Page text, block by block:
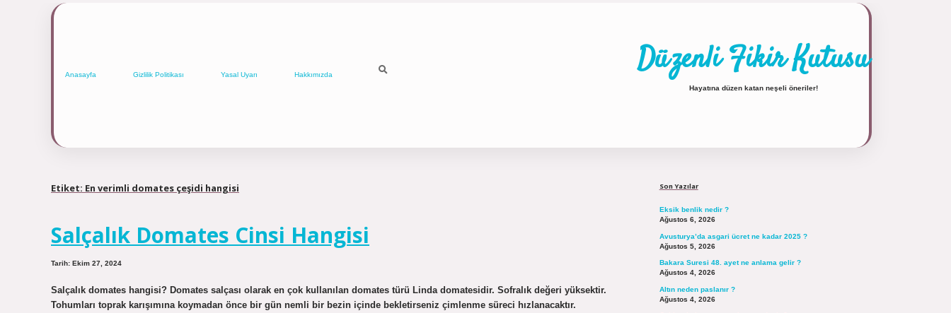
Anasayfa Gizlilik Politikası Yasal Uyarı Hakkımızda Düzenli Fikir Kutusu
Hayatına düzen katan neşeli öneriler!
Etiket: En verimli domates çeşidi hangisi
Salçalık Domates Cinsi Hangisi
Tarih: Ekim 27, 2024
Salçalık domates hangisi? Domates salçası olarak en çok kullanılan domates türü Linda domatesidir. Sofralık değeri yüksektir.
Tohumları toprak karışımına koymadan önce bir gün nemli bir bezin içinde bekletirseniz çimlenme süreci hızlanacaktır.
Son Yazılar
Eksik benlik nedir ?
Ağustos 6, 2026
Avusturya’da asgari ücret ne kadar 2025 ?
Ağustos 5, 2026
Bakara Suresi 48. ayet ne anlama gelir ?
Ağustos 4, 2026
Altın neden paslanır ?
Ağustos 4, 2026